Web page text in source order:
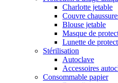
Charlotte jetable
Couvre
Blouse jetable
Masque de
Lunette de
Stérilisation
Autoclave
Accessoires
Consommable papier